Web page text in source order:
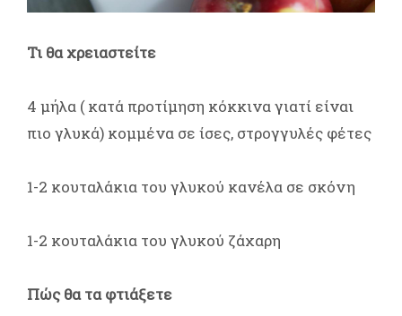
Τι θα χρειαστείτε
4 μήλα ( κατά προτίμηση κόκκινα γιατί είναι
πιο γλυκά) κομμένα σε ίσες, στρογγυλές φέτες
1-2 κουταλάκια του γλυκού κανέλα σε σκόνη
1-2 κουταλάκια του γλυκού ζάχαρη
Πώς θα τα φτιάξετε